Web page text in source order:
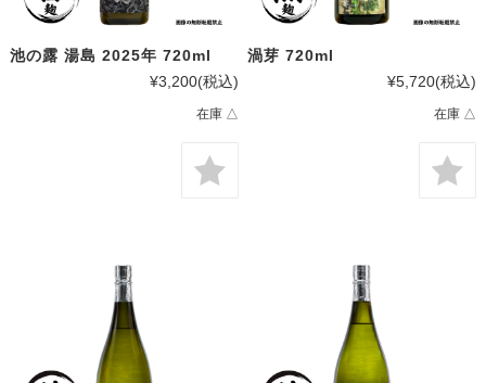
池の露 湯島 2025年 720ml
¥3,200(税込)
在庫 △
渦芽 720ml
¥5,720(税込)
在庫 △